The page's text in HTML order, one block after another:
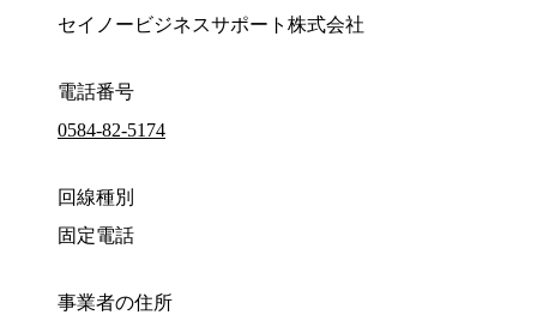
セイノービジネスサポート株式会社
電話番号
0584-82-5174
回線種別
固定電話
事業者の住所